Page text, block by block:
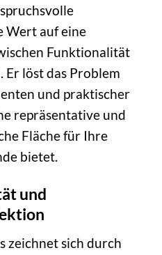
Wert auf eine
Funktionalität
Er löst das Problem
und praktischer
repräsentative und
Fläche für Ihre
bietet.
und
zeichnet sich durch